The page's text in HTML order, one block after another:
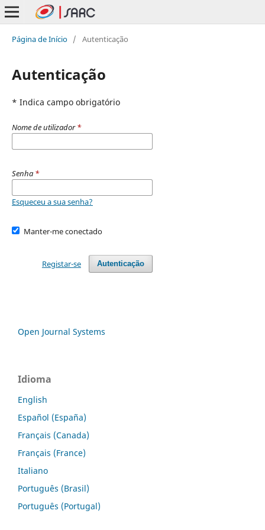
Página de Início / Autenticação
Autenticação
* Indica campo obrigatório
Nome de utilizador*
Senha *
Esqueceu a sua senha?
Manter-me conectado
Autenticação
Registar-se
Open Journal Systems
Idioma
English
Español (España)
Français (Canada)
Français (France)
Italiano
Português (Brasil)
Português (Portugal)